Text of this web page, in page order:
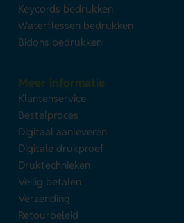
Keycords bedrukken
Waterflessen bedrukken
Bidons bedrukken
Meer informatie
Klantenservice
Bestelproces
Digitaal aanleveren
Digitale drukproef
Druktechnieken
Veilig betalen
Verzending
Retourbeleid